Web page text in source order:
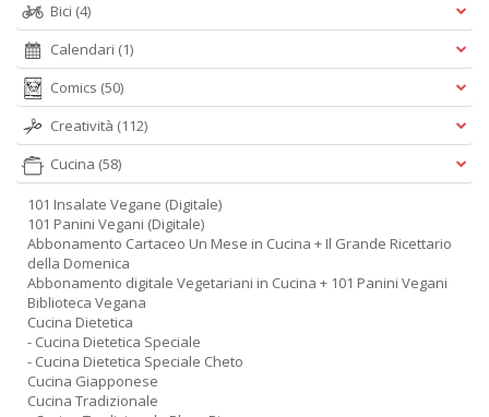
Bici (4)
Calendari (1)
Comics (50)
Creatività (112)
Cucina (58)
101 Insalate Vegane (Digitale)
101 Panini Vegani (Digitale)
Abbonamento Cartaceo Un Mese in Cucina + Il Grande Ricettario
della Domenica
Abbonamento digitale Vegetariani in Cucina + 101 Panini Vegani
Biblioteca Vegana
Cucina Dietetica
- Cucina Dietetica Speciale
- Cucina Dietetica Speciale Cheto
Cucina Giapponese
Cucina Tradizionale